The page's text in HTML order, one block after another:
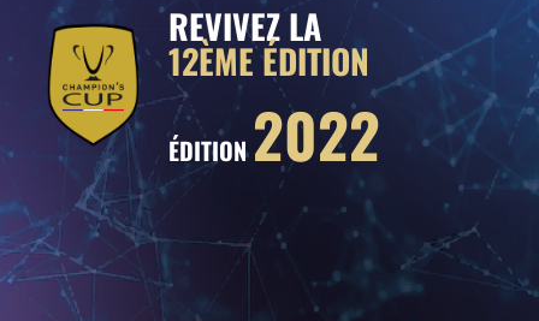
REVIVEZ LA
12ÈME ÉDITION
ÉDITION2022